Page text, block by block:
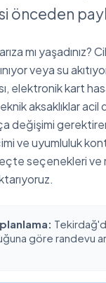
önceden
mı yaşadınız?
veya su
elektronik kart
aksaklıklar acil
değişimi
ve uyumluluk
seçenekleri ve
göre randevu